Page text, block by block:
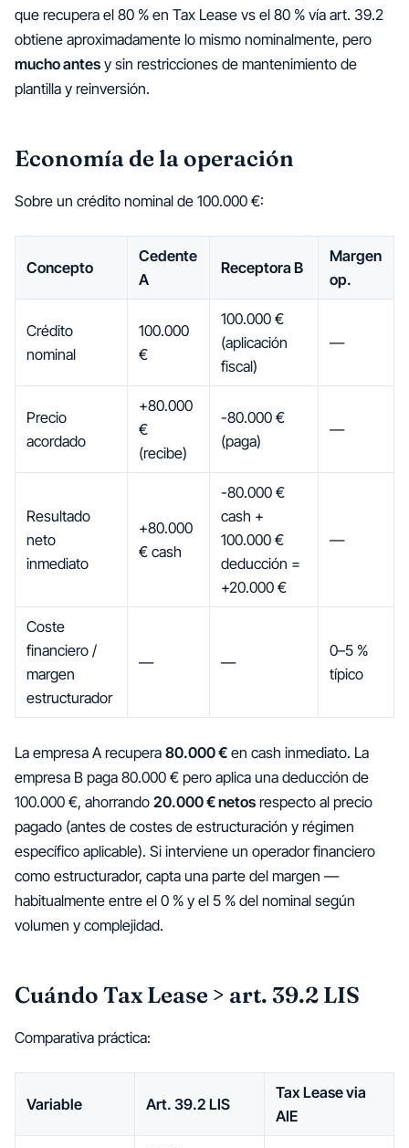
que recupera el 80 % en Tax Lease vs el 80 % vía art. 39.2
obtiene aproximadamente lo mismo nominalmente, pero
mucho antes y sin restricciones de mantenimiento de
plantilla y reinversión.
Economía de la operación
Sobre un crédito nominal de 100.000 €:
Concepto
Cedente
A
Receptora B
Margen
op.
Crédito
nominal
100.000
€
100.000 €
(aplicación
fiscal)
—
Precio
acordado
+80.000
€
(recibe)
-80.000 €
(paga)
—
Resultado
neto
inmediato
+80.000
€ cash
-80.000 €
cash +
100.000 €
deducción =
+20.000 €
—
Coste
financiero /
margen
estructurador
— —
0–5 %
típico
La empresa A recupera 80.000 € en cash inmediato. La
empresa B paga 80.000 € pero aplica una deducción de
100.000 €, ahorrando 20.000 € netos respecto al precio
pagado (antes de costes de estructuración y régimen
específico aplicable). Si interviene un operador financiero
como estructurador, capta una parte del margen —
habitualmente entre el 0 % y el 5 % del nominal según
volumen y complejidad.
Cuándo Tax Lease > art. 39.2 LIS
Comparativa práctica:
Variable Art. 39.2 LIS
Tax Lease via
AIE